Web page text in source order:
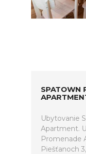
SPATOWN
Ubytovanie
Apartment.
Promenade
Piešťanoch